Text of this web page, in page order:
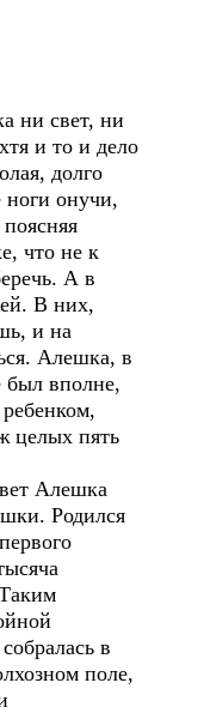
ни свет, ни
и то и дело
долго
ноги онучи,
что не к
А в
В них,
и на
Алешка, в
был вполне,
целых пять
Алешка
Родился
в
поле,